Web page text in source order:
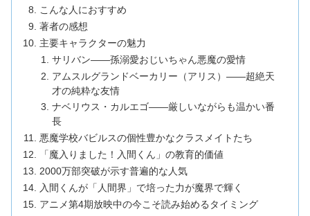
こんな人におすすめ
著者の感想
主要キャラクターの魅力
サリバン——孫溺愛おじいちゃん悪魔の愛情
アムスルグランドベーカリー（アリス）——超絶天
才の純粋な友情
ナベリウス・カルエゴ——厳しいながらも温かい番
長
悪魔学校バビルスの個性豊かなクラスメイトたち
「魔入りました！入間くん」の教育的価値
2000万部突破が示す普遍的な人気
入間くんが「人間界」で培った力が魔界で輝く
アニメ第4期放映中の今こそ読み始めるタイミング